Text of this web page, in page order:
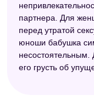
партнера. Для
перед утратой
юноши бабушка
его грусть об